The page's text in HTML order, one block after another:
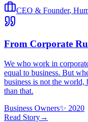
CEO & Founder,
From Corporate
We who work in
equal to business. But
business is not the
than that.
Business Owners✨ 2020
Read Story→